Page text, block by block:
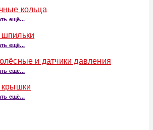
кольца
ещё...
ещё...
и датчики давления
ещё...
крышки
ещё...